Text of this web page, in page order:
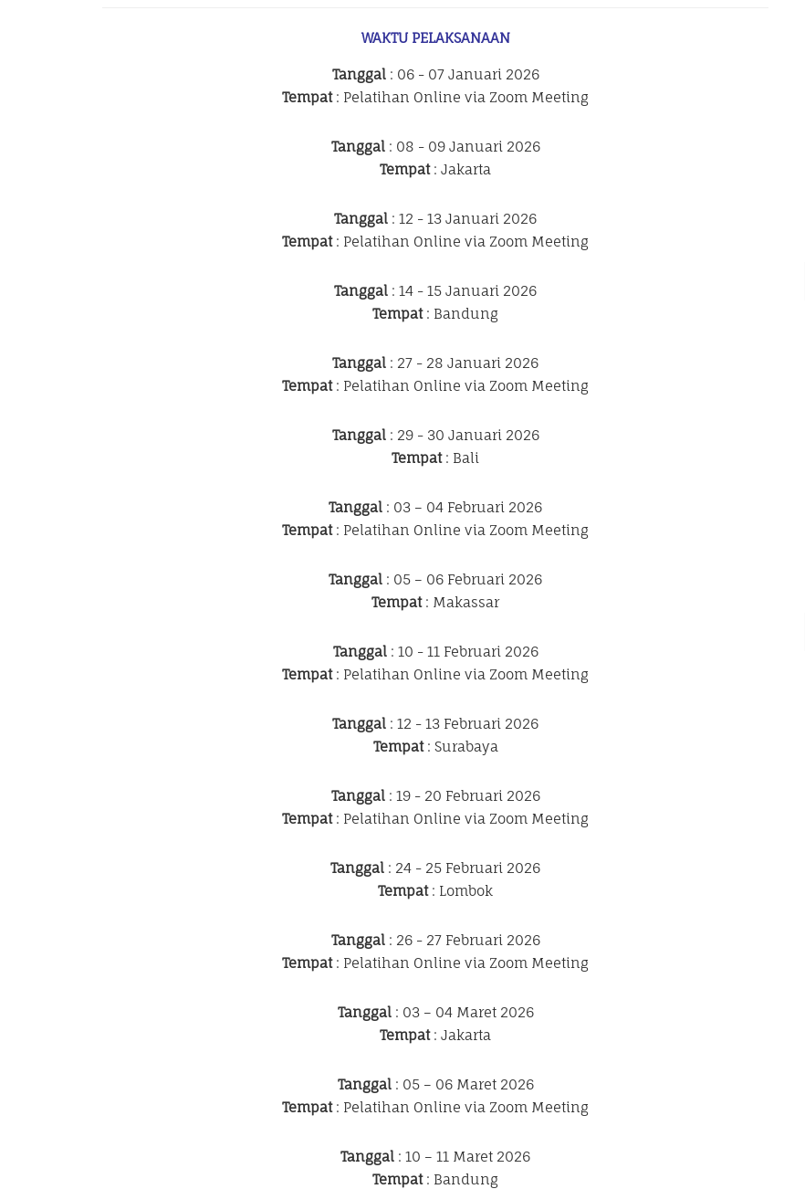
WAKTU PELAKSANAAN
Tanggal: 06 - 07 Januari 2026
Tempat: Pelatihan Online via Zoom Meeting
Tanggal: 08 - 09 Januari 2026
Tempat: Jakarta
Tanggal : 12 - 13 Januari 2026
Tempat: Pelatihan Online via Zoom Meeting
Tanggal : 14 - 15 Januari 2026
Tempat: Bandung
Tanggal : 27 - 28 Januari 2026
Tempat: Pelatihan Online via Zoom Meeting
Tanggal: 29 - 30 Januari 2026
Tempat: Bali
Tanggal : 03 – 04 Februari 2026
Tempat: Pelatihan Online via Zoom Meeting
Tanggal : 05 – 06 Februari 2026
Tempat: Makassar
Tanggal: 10 - 11 Februari 2026
Tempat: Pelatihan Online via Zoom Meeting
Tanggal : 12 - 13 Februari 2026
Tempat: Surabaya
Tanggal: 19 - 20 Februari 2026
Tempat: Pelatihan Online via Zoom Meeting
Tanggal : 24 - 25 Februari 2026
Tempat: Lombok
Tanggal: 26 - 27 Februari 2026
Tempat: Pelatihan Online via Zoom Meeting
Tanggal: 03 – 04 Maret 2026
Tempat: Jakarta
Tanggal: 05 – 06 Maret 2026
Tempat: Pelatihan Online via Zoom Meeting
Tanggal : 10 – 11 Maret 2026
Tempat: Bandung